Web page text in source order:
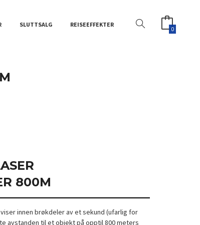
SLUTTSALG REISEEFFEKTER
0
800M
innen brøkdeler av et sekund (ufarlig for
avstanden til et objekt på opptil 800 meters